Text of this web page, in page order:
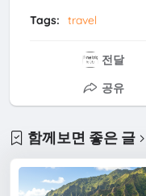
Tags: travel
전달
공유
함께보면 좋은 글